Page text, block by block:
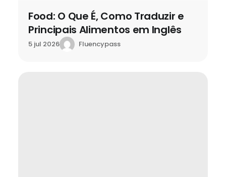
Food: O Que É, Como Traduzir e
Principais Alimentos em Inglês
5 jul 2026 Fluencypass